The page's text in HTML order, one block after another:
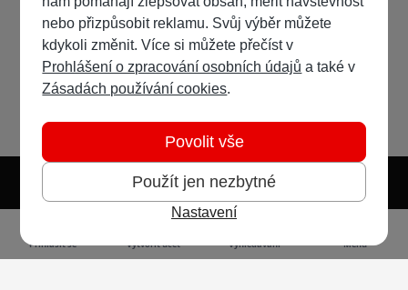
Světlý režim Předvolba systému
Přihlásit se Vytvořit účet Vyhledávání Menu
nebo přizpůsobit reklamu. Svůj výběr můžete
kdykoli změnit. Více si můžete přečíst v
Prohlášení o zpracování osobních údajů a také v
Zásadách používání cookies.
Použít jen nezbytné
Povolit vše
Nastavení